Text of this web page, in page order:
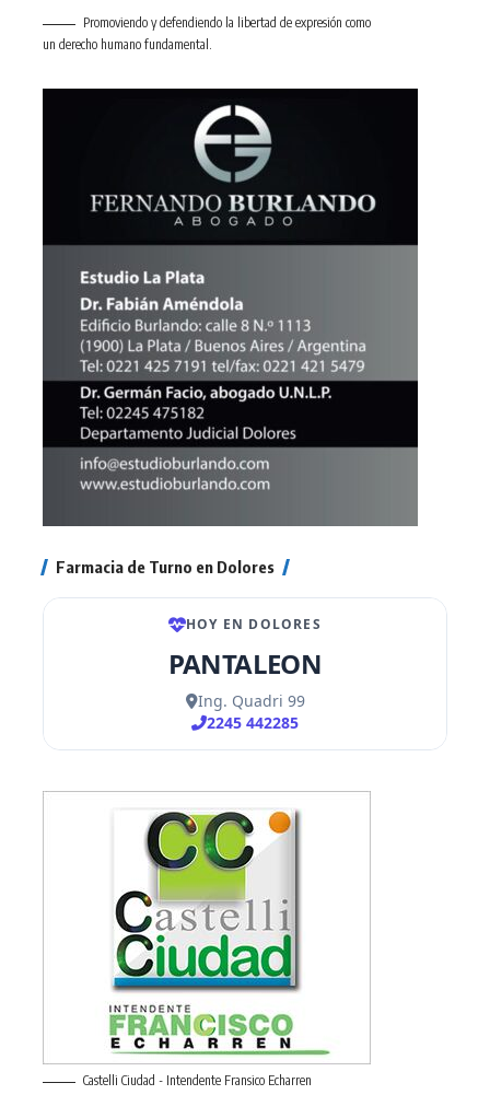
Promoviendo y defendiendo la libertad de expresión como
un derecho humano fundamental.
Farmacia de Turno en Dolores
Castelli Ciudad - Intendente Fransico Echarren